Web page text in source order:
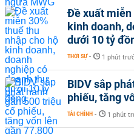
Đề xuất miễn
kinh doanh,
dưới 10 tỷ
THỜI SỰ - 1 phút
BIDV sắp
phiếu, tăng
TÀI CHÍNH - 1 phút